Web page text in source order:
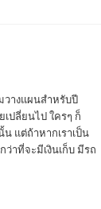
วางแผนสำหรับปี
เปลี่ยนไป ใครๆ ก็
แต่ถ้าหากเราเป็น
าที่จะมีเงินเก็บ มีรถ